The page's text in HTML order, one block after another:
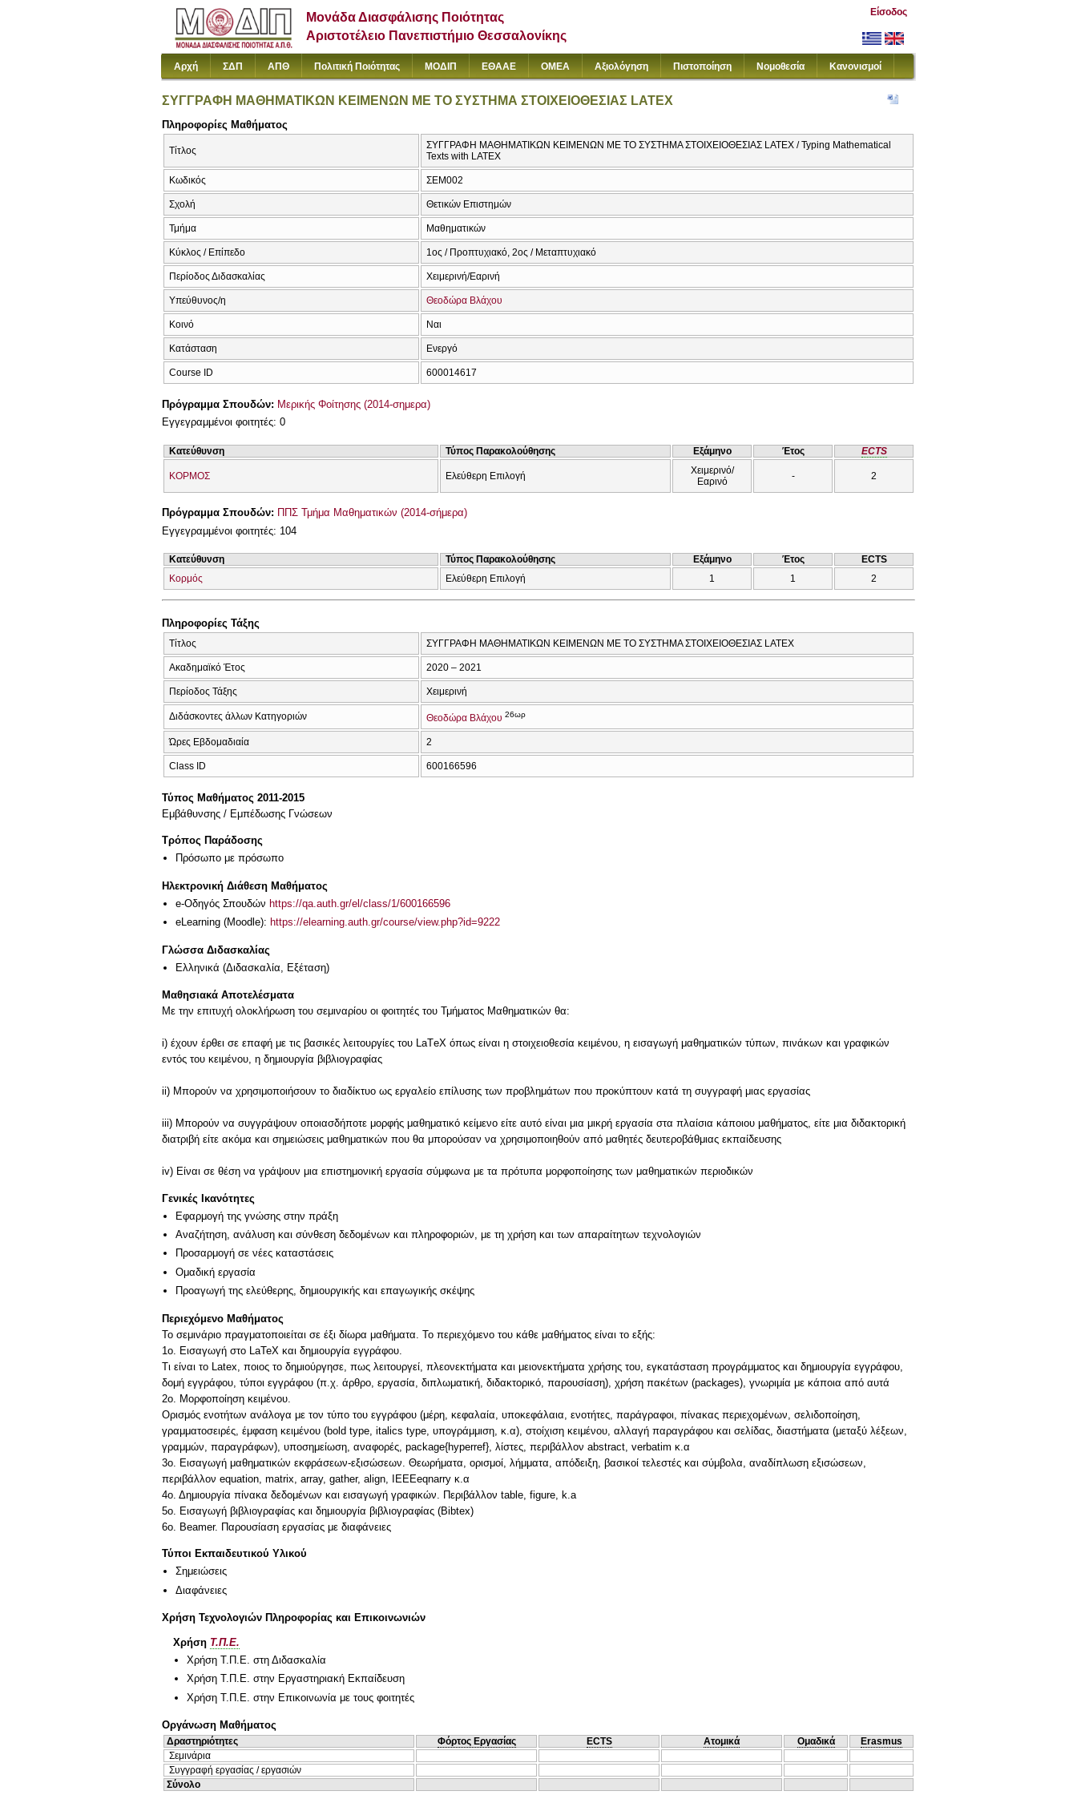
Μονάδα Διασφάλισης Ποιότητας
Αριστοτέλειο Πανεπιστήμιο Θεσσαλονίκης
Είσοδος
Αρχή ΣΔΠ ΑΠΘ Πολιτική Ποιότητας ΜΟΔΙΠ ΕΘΑΑΕ ΟΜΕΑ Αξιολόγηση Πιστοποίηση Νομοθεσία Κανονισμοί
ΣΥΓΓΡΑΦΗ ΜΑΘΗΜΑΤΙΚΩΝ ΚΕΙΜΕΝΩΝ ΜΕ ΤΟ ΣΥΣΤΗΜΑ ΣΤΟΙΧΕΙΟΘΕΣΙΑΣ LATEX
Πληροφορίες Μαθήματος
Τίτλος
ΣΥΓΓΡΑΦΗ ΜΑΘΗΜΑΤΙΚΩΝ ΚΕΙΜΕΝΩΝ ΜΕ ΤΟ ΣΥΣΤΗΜΑ ΣΤΟΙΧΕΙΟΘΕΣΙΑΣ LATEX / Typing Mathematical
Texts with LATEX
Κωδικός ΣΕΜ002
Σχολή Θετικών Επιστημών
Τμήμα Μαθηματικών
Κύκλος / Επίπεδο 1ος / Προπτυχιακό, 2ος / Μεταπτυχιακό
Περίοδος Διδασκαλίας Χειμερινή/Εαρινή
Υπεύθυνος/η Θεοδώρα Βλάχου
Κοινό Ναι
Κατάσταση Ενεργό
Course ID 600014617
Πρόγραμμα Σπουδών: Μερικής Φοίτησης (2014-σημερα)
Εγγεγραμμένοι φοιτητές: 0
Κατεύθυνση Τύπος Παρακολούθησης Εξάμηνο Έτος ECTS
ΚΟΡΜΟΣ Ελεύθερη Επιλογή
Χειμερινό/
Εαρινό
- 2
Πρόγραμμα Σπουδών: ΠΠΣ Τμήμα Μαθηματικών (2014-σήμερα)
Εγγεγραμμένοι φοιτητές: 104
Κατεύθυνση Τύπος Παρακολούθησης Εξάμηνο Έτος
ECTS
Κορμός
Ελεύθερη Επιλογή 1 1 2
Πληροφορίες Τάξης
Τίτλος ΣΥΓΓΡΑΦΗ ΜΑΘΗΜΑΤΙΚΩΝ ΚΕΙΜΕΝΩΝ ΜΕ ΤΟ ΣΥΣΤΗΜΑ ΣΤΟΙΧΕΙΟΘΕΣΙΑΣ LATEX
Ακαδημαϊκό Έτος 2020 – 2021
Περίοδος Τάξης Χειμερινή
Διδάσκοντες άλλων Κατηγοριών Θεοδώρα Βλάχου 26ωρ
Ώρες Εβδομαδιαία 2
Class ID 600166596
Τύπος Μαθήματος 2011-2015
Εμβάθυνσης / Εμπέδωσης Γνώσεων
Τρόπος Παράδοσης
Πρόσωπο με πρόσωπο
Ηλεκτρονική Διάθεση Μαθήματος
e-Οδηγός Σπουδών https://qa.auth.gr/el/class/1/600166596
eLearning (Moodle): https://elearning.auth.gr/course/view.php?id=9222
Γλώσσα Διδασκαλίας
Ελληνικά (Διδασκαλία, Εξέταση)
Μαθησιακά Αποτελέσματα
Με την επιτυχή ολοκλήρωση του σεμιναρίου οι φοιτητές του Τμήματος Μαθηματικών θα:
i) έχουν έρθει σε επαφή με τις βασικές λειτουργίες του LaΤeΧ όπως είναι η στοιχειοθεσία κειμένου, η εισαγωγή μαθηματικών τύπων, πινάκων και γραφικών
εντός του κειμένου, η δημιουργία βιβλιογραφίας
ii) Μπορούν να χρησιμοποιήσουν το διαδίκτυο ως εργαλείο επίλυσης των προβλημάτων που προκύπτουν κατά τη συγγραφή μιας εργασίας
iii) Μπορούν να συγγράψουν οποιασδήποτε μορφής μαθηματικό κείμενο είτε αυτό είναι μια μικρή εργασία στα πλαίσια κάποιου μαθήματος, είτε μια διδακτορική
διατριβή είτε ακόμα και σημειώσεις μαθηματικών που θα μπορούσαν να χρησιμοποιηθούν από μαθητές δευτεροβάθμιας εκπαίδευσης
iv) Είναι σε θέση να γράψουν μια επιστημονική εργασία σύμφωνα με τα πρότυπα μορφοποίησης των μαθηματικών περιοδικών
Γενικές Ικανότητες
Εφαρμογή της γνώσης στην πράξη
Αναζήτηση, ανάλυση και σύνθεση δεδομένων και πληροφοριών, με τη χρήση και των απαραίτητων τεχνολογιών
Προσαρμογή σε νέες καταστάσεις
Ομαδική εργασία
Προαγωγή της ελεύθερης, δημιουργικής και επαγωγικής σκέψης
Περιεχόμενο Μαθήματος
Το σεμινάριο πραγματοποιείται σε έξι δίωρα μαθήματα. Το περιεχόμενο του κάθε μαθήματος είναι το εξής:
1ο. Εισαγωγή στο LaTeX και δημιουργία εγγράφου.
Τι είναι το Latex, ποιος το δημιούργησε, πως λειτουργεί, πλεονεκτήματα και μειονεκτήματα χρήσης του, εγκατάσταση προγράμματος και δημιουργία εγγράφου,
δομή εγγράφου, τύποι εγγράφου (π.χ. άρθρο, εργασία, διπλωματική, διδακτορικό, παρουσίαση), χρήση πακέτων (packages), γνωριμία με κάποια από αυτά
2ο. Μορφοποίηση κειμένου.
Ορισμός ενοτήτων ανάλογα με τον τύπο του εγγράφου (μέρη, κεφαλαία, υποκεφάλαια, ενοτήτες, παράγραφοι, πίνακας περιεχομένων, σελιδοποίηση,
γραμματοσειρές, έμφαση κειμένου (bold type, italics type, υπογράμμιση, κ.α), στοίχιση κειμένου, αλλαγή παραγράφου και σελίδας, διαστήματα (μεταξύ λέξεων,
γραμμών, παραγράφων), υποσημείωση, αναφορές, package{hyperref}, λίστες, περιβάλλον abstract, verbatim κ.α
3ο. Εισαγωγή μαθηματικών εκφράσεων-εξισώσεων. Θεωρήματα, ορισμοί, λήμματα, απόδειξη, βασικοί τελεστές και σύμβολα, αναδίπλωση εξισώσεων,
περιβάλλον equation, matrix, array, gather, align, IEEEeqnarry κ.α
4ο. Δημιουργία πίνακα δεδομένων και εισαγωγή γραφικών. Περιβάλλον table, figure, k.a
5o. Εισαγωγή βιβλιογραφίας και δημιουργία βιβλιογραφίας (Bibtex)
Τύποι Εκπαιδευτικού Υλικού
Σημειώσεις
Διαφάνειες
Χρήση Τεχνολογιών Πληροφορίας και Επικοινωνιών
Χρήση Τ.Π.Ε.
Χρήση Τ.Π.Ε. στη Διδασκαλία
Χρήση Τ.Π.Ε. στην Εργαστηριακή Εκπαίδευση
Χρήση Τ.Π.Ε. στην Επικοινωνία με τους φοιτητές
Οργάνωση Μαθήματος
Δραστηριότητες Φόρτος Εργασίας ECTS Ατομικά Ομαδικά
Erasmus
Σεμινάρια
Συγγραφή εργασίας / εργασιών
Σύνολο